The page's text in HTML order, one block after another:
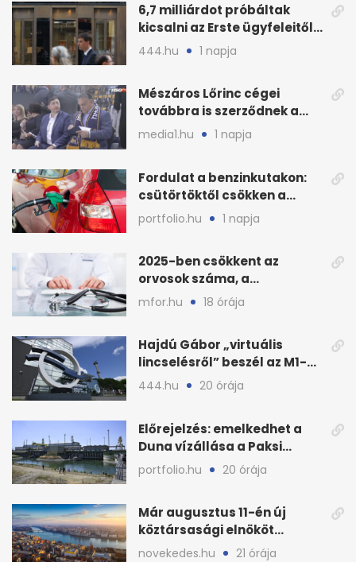
6,7 milliárdot próbáltak
kicsalni az Erste ügyfeleitől
az első félévben
444.hu 1 napja
Mészáros Lőrinc cégei
továbbra is szerződnek a
közmédiával
media1.hu 1 napja
Fordulat a benzinkutakon:
csütörtöktől csökken a
benzin nagykerára
portfolio.hu 1 napja
2025-ben csökkent az
orvosok száma, a
háziorvosokra még több
mfor.hu 18 órája
Hajdú Gábor „virtuális
lincselésről” beszél az M1-
ből kirúgása után
444.hu 20 órája
Előrejelzés: emelkedhet a
Duna vízállása a Paksi
Atomerőműnél
portfolio.hu 20 órája
Már augusztus 11-én új
köztársasági elnököt
választhat az Országgyűlés
novekedes.hu 21 órája